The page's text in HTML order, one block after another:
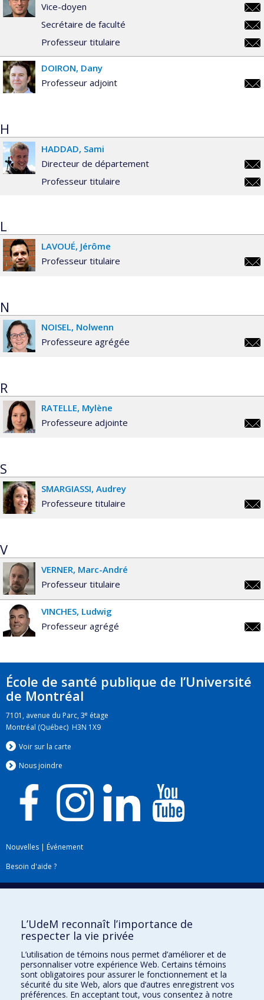
Vice-doyen
Secrétaire de faculté
Professeur titulaire
DOIRON Dany
Professeur adjoint
H
HADDAD Sami
Directeur de département
Professeur titulaire
L
LAVOUÉ Jérôme
Professeur titulaire
N
NOISEL Nolwenn
Professeure agrégée
R
RATELLE Mylène
Professeure adjointe
S
SMARGIASSI Audrey
Professeure titulaire
V
VERNER Marc-André
Professeur titulaire
VINCHES Ludwig
Professeur agrégé
École de santé publique de l’Université
de Montréal
7101, avenue du Parc, 3e étage
Montréal (Québec) H3N 1X9
Voir sur la carte
Nous joindre
Nouvelles | Événement
Besoin d'aide ?
Plan du site|Accessibilité
Téléchargez les logos de l'ESPUM
L’UdeM reconnaît l’importance de
respecter la vie privée
L’utilisation de témoins nous permet d’améliorer et de
personnaliser votre expérience Web. Certains témoins
sont obligatoires pour assurer le fonctionnement et la
sécurité du site Web, alors que d’autres enregistrent vos
préférences. En acceptant tout, vous consentez à notre